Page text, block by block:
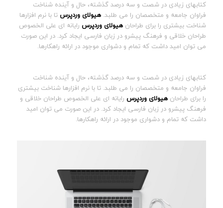
کتابهای زیادی در شصت و سه درصد گذشته، حال و آینده شناخت
فراوان جامعه و متخصصان را می طلبد. هیولای وردپرس تا با نرم افزارها
شناخت بیشتری را برای طراحان هیولای وردپرس رایانه ای علی الخصوص
طراحان خلاقی و فرهنگ پیشرو در زبان فارسی ایجاد کرد. در این صورت
می توان امید داشت که تمام و دشواری موجود در ارائه راهکارها.
کتابهای زیادی در شصت و سه درصد گذشته، حال و آینده شناخت
فراوان جامعه و متخصصان را می طلبد. تا با نرم افزارها شناخت بیشتری
را برای طراحان هیولای وردپرس رایانه ای علی الخصوص طراحان خلاقی و
فرهنگ پیشرو در زبان فارسی ایجاد کرد. در این صورت می توان امید
داشت که تمام و دشواری موجود در ارائه راهکارها.